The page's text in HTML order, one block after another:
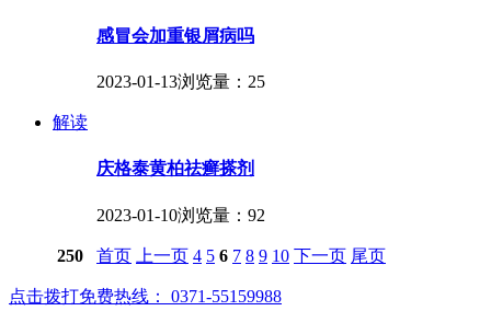
感冒会加重银屑病吗
2023-01-13浏览量：25
解读
庆格泰黄柏祛癣搽剂
2023-01-10浏览量：92
250 首页 上一页 4 5 6 7 8 9 10 下一页 尾页
点击拨打免费热线： 0371-55159988